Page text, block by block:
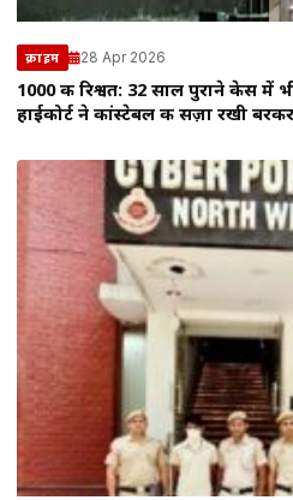
क्राइम 28 Apr 2026
1000 की रिश्वत: 32 साल पुराने केस में
हाईकोर्ट ने कांस्टेबल की सज़ा रखी